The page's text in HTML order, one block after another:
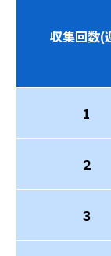
収集回数(
1
２
３